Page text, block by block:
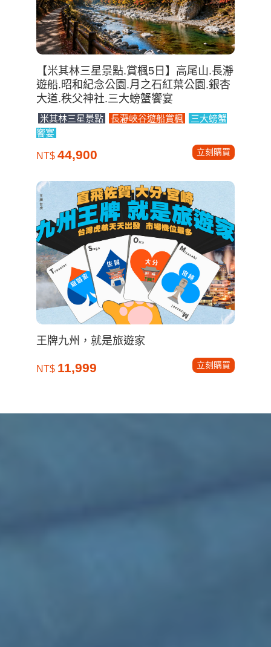
【米其林三星景點.賞楓5日】高尾山.長瀞
遊船.昭和紀念公園.月之石紅葉公園.銀杏
大道.秩父神社.三大螃蟹饗宴
米其林三星景點 長瀞峽谷遊船賞楓
三大螃蟹
饗宴
NT$ 44,900 立刻購買
王牌九州，就是旅遊家
NT$ 11,999 立刻購買